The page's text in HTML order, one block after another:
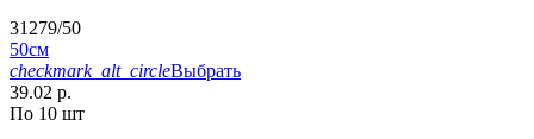
31279/50
50см
checkmark_alt_circleВыбрать
39.02 р.
По 10 шт